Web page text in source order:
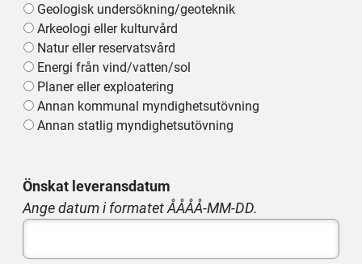
Geologisk undersökning/geoteknik
Arkeologi eller kulturvård
Natur eller reservatsvård
Energi från vind/vatten/sol
Planer eller exploatering
Annan kommunal myndighetsutövning
Annan statlig myndighetsutövning
Önskat leveransdatum
Ange datum i formatet ÅÅÅÅ-MM-DD.